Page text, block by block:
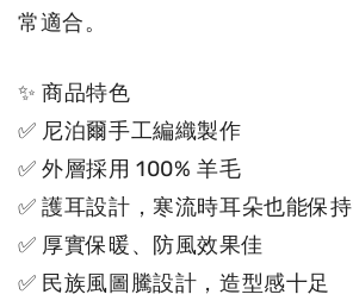
常適合。
✨ 商品特色
✅ 尼泊爾手工編織製作
✅ 外層採用 100% 羊毛
✅ 護耳設計，寒流時耳朵也能保
✅ 厚實保暖、防風效果佳
✅ 民族風圖騰設計，造型感十足